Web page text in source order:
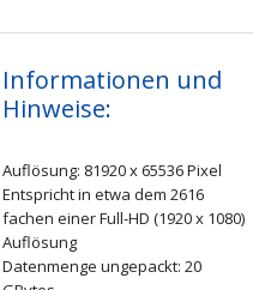
Informationen und
Hinweise:
Auflösung: 81920 x 65536 Pixel
Entspricht in etwa dem 2616
fachen einer Full-HD (1920 x 1080)
Auflösung
Datenmenge ungepackt: 20